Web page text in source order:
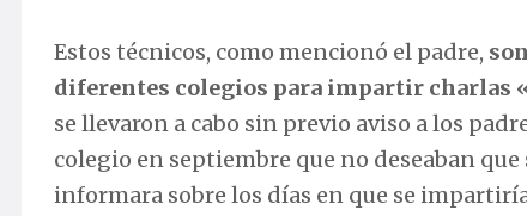
Estos técnicos, como mencionó el padre,
diferentes colegios para impartir charlas
se llevaron a cabo sin previo aviso a los
colegio en septiembre que no deseaban
informara sobre los días en que se